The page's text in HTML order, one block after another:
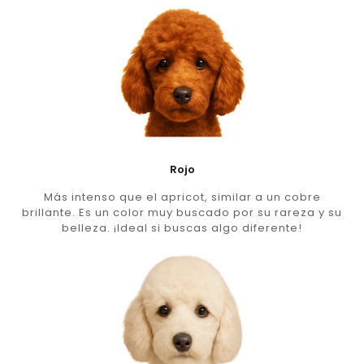
Rojo
Más intenso que el apricot, similar a un cobre
brillante. Es un color muy buscado por su rareza y su
belleza. ¡Ideal si buscas algo diferente!